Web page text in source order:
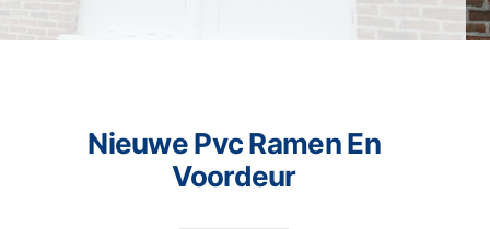
Nieuwe Pvc Ramen En
Voordeur